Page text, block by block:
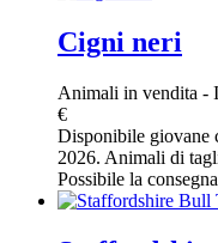
Cigni neri
Animali in vendita -
€
Disponibile giovane
2026. Animali di
Possibile la